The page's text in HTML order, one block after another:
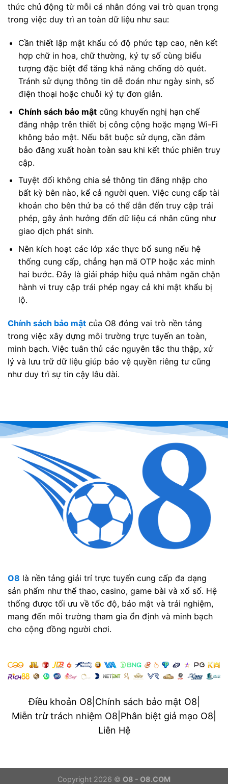
thức chủ động từ mỗi cá nhân đóng vai trò quan trọng
trong việc duy trì an toàn dữ liệu như sau:
Cần thiết lập mật khẩu có độ phức tạp cao, nên kết
hợp chữ in hoa, chữ thường, ký tự số cùng biểu
tượng đặc biệt để tăng khả năng chống dò quét.
Tránh sử dụng thông tin dễ đoán như ngày sinh, số
điện thoại hoặc chuỗi ký tự đơn giản.
Chính sách bảo mậtcũng khuyến nghị hạn chế
đăng nhập trên thiết bị công cộng hoặc mạng Wi-Fi
không bảo mật. Nếu bắt buộc sử dụng, cần đảm
bảo đăng xuất hoàn toàn sau khi kết thúc phiên truy
cập.
Tuyệt đối không chia sẻ thông tin đăng nhập cho
bất kỳ bên nào, kể cả người quen. Việc cung cấp tài
khoản cho bên thứ ba có thể dẫn đến truy cập trái
phép, gây ảnh hưởng đến dữ liệu cá nhân cũng như
giao dịch phát sinh.
Nên kích hoạt các lớp xác thực bổ sung nếu hệ
thống cung cấp, chẳng hạn mã OTP hoặc xác minh
hai bước. Đây là giải pháp hiệu quả nhằm ngăn chặn
hành vi truy cập trái phép ngay cả khi mật khẩu bị
lộ.
Chính sách bảo mật của O8 đóng vai trò nền tảng
trong việc xây dựng môi trường trực tuyến an toàn,
minh bạch. Việc tuân thủ các nguyên tắc thu thập, xử
lý và lưu trữ dữ liệu giúp bảo vệ quyền riêng tư cũng
như duy trì sự tin cậy lâu dài.
O8 là nền tảng giải trí trực tuyến cung cấp đa dạng
sản phẩm như thể thao, casino, game bài và xổ số. Hệ
thống được tối ưu về tốc độ, bảo mật và trải nghiệm,
mang đến môi trường tham gia ổn định và minh bạch
cho cộng đồng người chơi.
Điều khoản O8 Chính sách bảo mật O8
Miễn trừ trách nhiệm O8 Phân biệt giả mạo O8
Liên Hệ
Copyright 2026 © O8 - O8.COM